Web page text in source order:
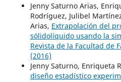
Jenny Saturno Arias,
Rodríguez, Julibel
Arias, Extrapolación del
sólidolíquido usando la
Revista de la Facultad de
(2016)
Jenny Saturno, Enriqueta
diseño estadístico